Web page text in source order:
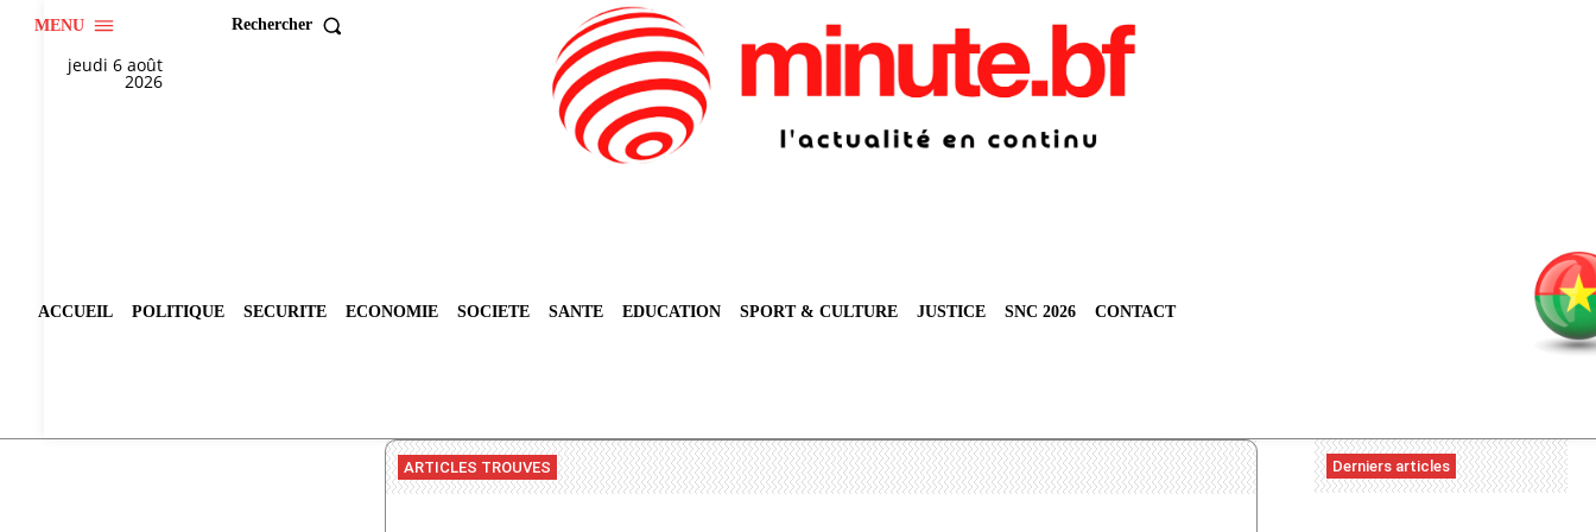
MENU Rechercher
jeudi 6 août
2026
ACCUEIL POLITIQUE SECURITE ECONOMIE SOCIETE SANTE EDUCATION SPORT & CULTURE JUSTICE SNC 2026 CONTACT
ARTICLES TROUVES Derniers articles